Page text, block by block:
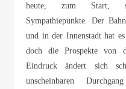
heute, zum Start,
Sympathiepunkte. Der
und in der Innenstadt hat
doch die Prospekte von
Eindruck ändert sich
unscheinbaren